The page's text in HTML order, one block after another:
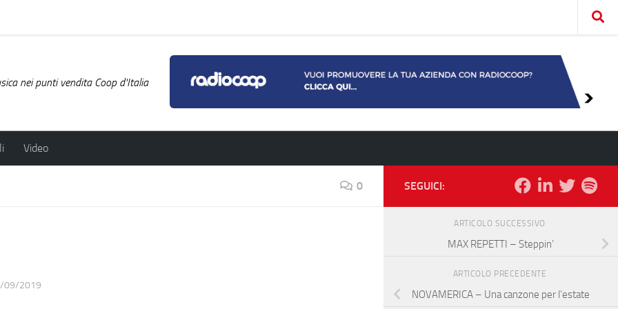
nei punti vendita Coop d'Italia
Video
0
09/2019
SEGUICI:
ARTICOLO SUCCESSIVO
MAX REPETTI – Steppin’
ARTICOLO PRECEDENTE
NOVAMERICA – Una canzone per l’estate